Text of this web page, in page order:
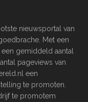
nieuwsportal van
Met een
gemiddeld aantal
pageviews van
een
te promoten.
te promotem